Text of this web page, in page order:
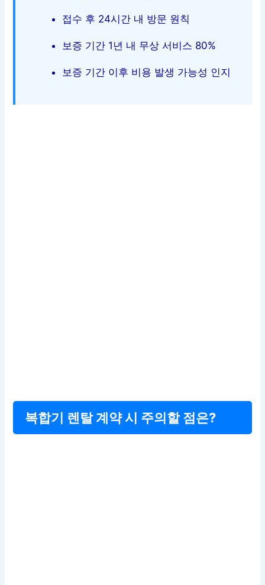
접수 후 24시간 내 방문 원칙
보증 기간 1년 내 무상 서비스 80%
보증 기간 이후 비용 발생 가능성 인지
복합기 렌탈 계약 시 주의할 점은?